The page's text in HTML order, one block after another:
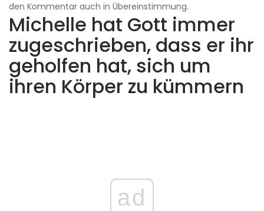
den Kommentar auch in Übereinstimmung.
Michelle hat Gott immer
zugeschrieben, dass er ihr
geholfen hat, sich um
ihren Körper zu kümmern
ad